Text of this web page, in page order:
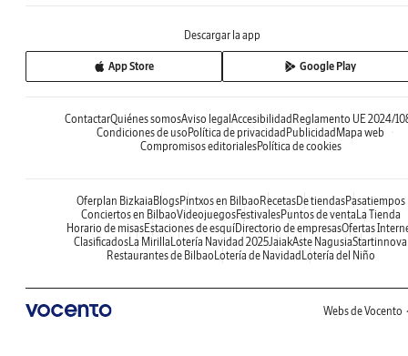
Descargar la app
App Store Google Play
ContactarQuiénes somosAviso legal Accesibilidad Reglamento UE 2024/
Condiciones de uso Política de privacidad Publicidad Mapa web
Compromisos editorialesPolítica de cookies
Oferplan Bizkaia BlogsPintxos en Bilbao RecetasDe tiendasPasatiempos
Conciertos en BilbaoVideojuegosFestivalesPuntos de venta La Tienda
Horario de misasEstaciones de esquíDirectorio de empresasOfertas
Clasificados La Mirilla Lotería Navidad 2025JaiakAste NagusiaStartinnova
Restaurantes de Bilbao Lotería de Navidad Lotería del Niño
Webs de Vocento